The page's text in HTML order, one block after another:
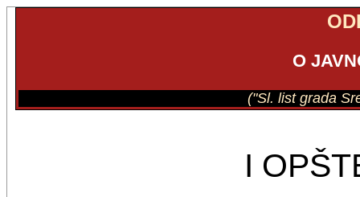
O
("Sl. list grada
I